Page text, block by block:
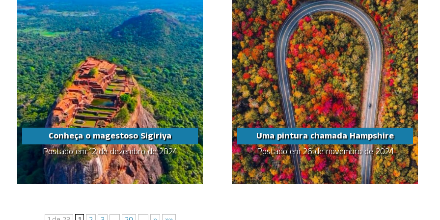
Conheça o magestoso Sigiriya
Postado em 12 de dezembro de 2024
Conheça o magestoso
Sigiriya
Você sabia que Sigiriya, no Sri
Lanka, é uma impressionante
fortaleza construída no século V
d.C. pelo Rei Kashyapa?
Share this...
Uma pintura chamada Hampshire
Postado em 26 de novembro de 2024
Uma pintura chamada
Hampshire
Parece mais uma pintura, mas
pode acreditar, este lugar existe!
Já ouviu falar de New
Hampshire?